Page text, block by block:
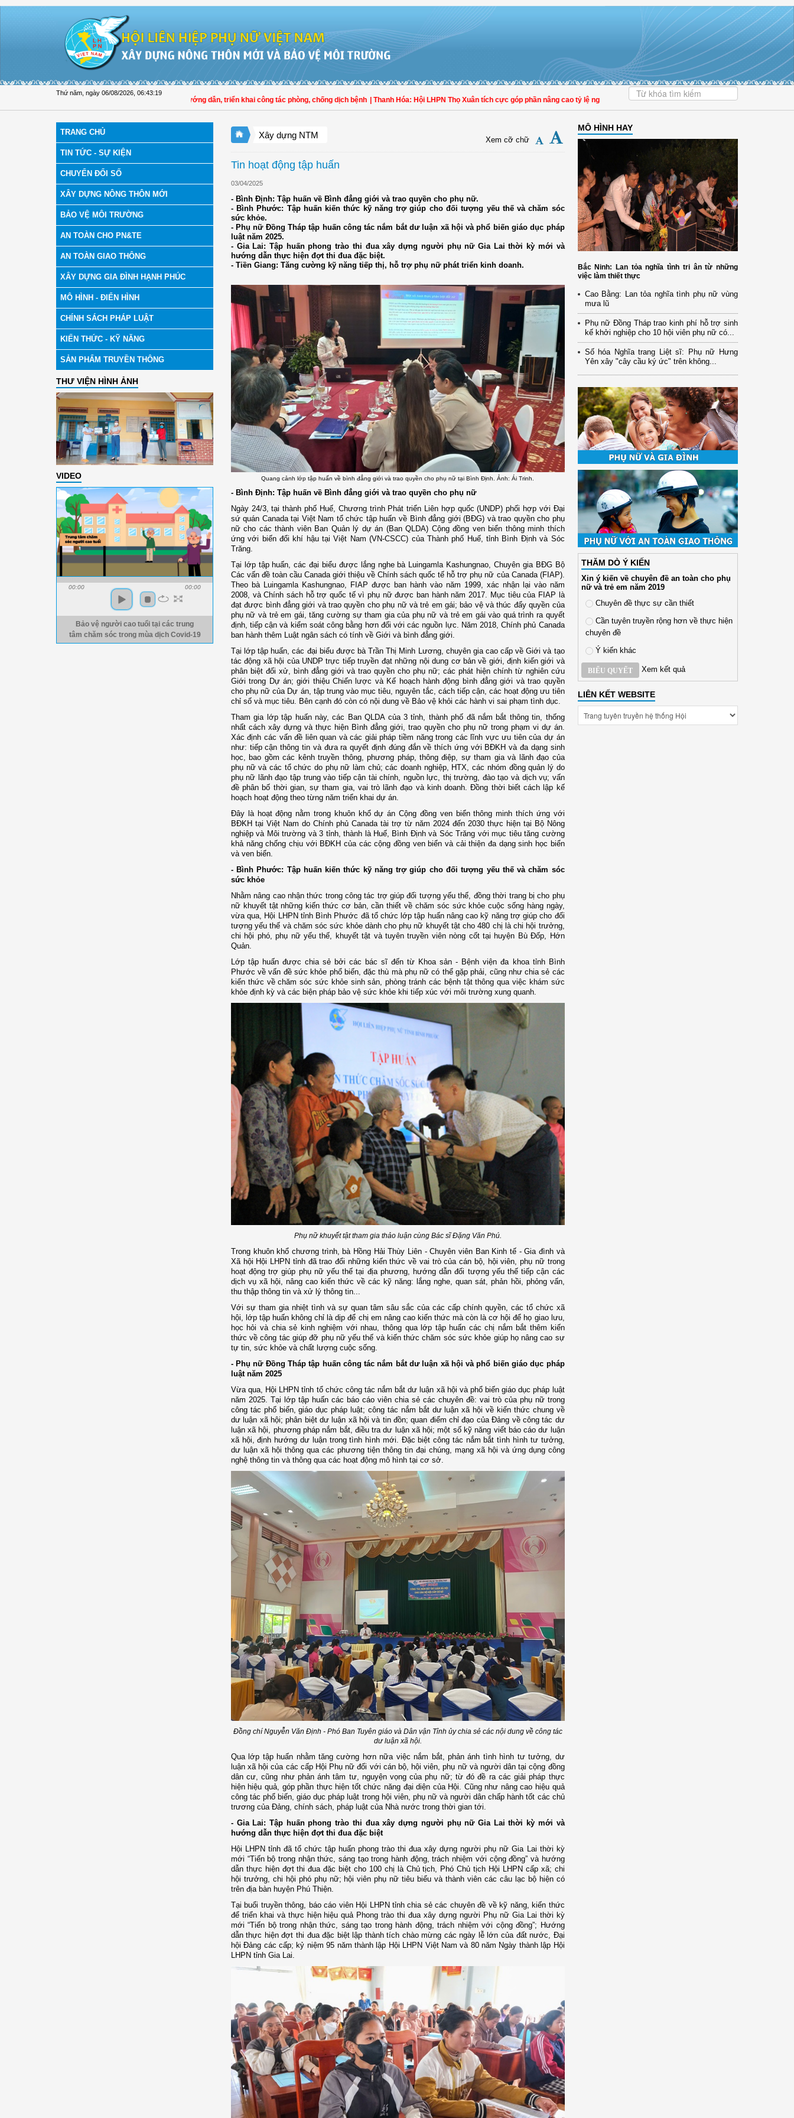
Thứ năm, ngày 06/08/2026 06:43:21
Hội LHPN tỉnh Đồng Tháp tuyên truyền, hướng dẫn, triển khai công tác phòng, chống dịch bệnh | Thanh Hóa: Hội LHPN Thọ Xuân tích cực góp phần nâng cao tỷ lệ người dân tham gia bảo hiểm y tế
TRANG CHỦ
TIN TỨC - SỰ KIỆN
CHUYỂN ĐỔI SỐ
XÂY DỰNG NÔNG THÔN MỚI
BẢO VỆ MÔI TRƯỜNG
AN TOÀN CHO PN&TE
AN TOÀN GIAO THÔNG
XÂY DỰNG GIA ĐÌNH HẠNH PHÚC
MÔ HÌNH - ĐIỂN HÌNH
CHÍNH SÁCH PHÁP LUẬT
KIẾN THỨC - KỸ NĂNG
SẢN PHẨM TRUYỀN THÔNG
THƯ VIỆN HÌNH ẢNH
VIDEO
00:00 00:00
Bảo vệ người cao tuổi tại các trung
tâm chăm sóc trong mùa dịch Covid-19
Xây dựng NTM Xem cỡ chữ
Tin hoạt động tập huấn
03/04/2025
- Bình Định: Tập huấn về Bình đẳng giới và trao quyền cho phụ nữ.
- Bình Phước: Tập huấn kiến thức kỹ năng trợ giúp cho đối tượng yếu thế và chăm sóc
sức khỏe.
- Phụ nữ Đồng Tháp tập huấn công tác nắm bắt dư luận xã hội và phổ biến giáo dục pháp
luật năm 2025.
- Gia Lai: Tập huấn phong trào thi đua xây dựng người phụ nữ Gia Lai thời kỳ mới và
hướng dẫn thực hiện đợt thi đua đặc biệt.
- Tiền Giang: Tăng cường kỹ năng tiếp thị, hỗ trợ phụ nữ phát triển kinh doanh.
Quang cảnh lớp tập huấn về bình đẳng giới và trao quyền cho phụ nữ tại Bình Định. Ảnh: Ái Trinh.
- Bình Định: Tập huấn về Bình đẳng giới và trao quyền cho phụ nữ
Ngày 24/3, tại thành phố Huế, Chương trình Phát triển Liên hợp quốc (UNDP) phối hợp với Đại
sứ quán Canada tại Việt Nam tổ chức tập huấn về Bình đẳng giới (BĐG) và trao quyền cho phụ
nữ cho các thành viên Ban Quản lý dự án (Ban QLDA) Cộng đồng ven biển thông minh thích
ứng với biến đổi khí hậu tại Việt Nam (VN-CSCC) của Thành phố Huế, tỉnh Bình Định và Sóc
Trăng.
Tại lớp tập huấn, các đại biểu được lắng nghe bà Luingamla Kashungnao, Chuyên gia BĐG Bộ
Các vấn đề toàn cầu Canada giới thiệu về Chính sách quốc tế hỗ trợ phụ nữ của Canada (FIAP).
Theo bà Luingamla Kashungnao, FIAP được ban hành vào năm 1999, xác nhận lại vào năm
2008, và Chính sách hỗ trợ quốc tế vì phụ nữ được ban hành năm 2017. Mục tiêu của FIAP là
đạt được bình đẳng giới và trao quyền cho phụ nữ và trẻ em gái; bảo vệ và thúc đẩy quyền của
phụ nữ và trẻ em gái, tăng cường sự tham gia của phụ nữ và trẻ em gái vào quá trình ra quyết
định, tiếp cận và kiểm soát công bằng hơn đối với các nguồn lực. Năm 2018, Chính phủ Canada
ban hành thêm Luật ngân sách có tính về Giới và bình đẳng giới.
Tại lớp tập huấn, các đại biểu được bà Trần Thị Minh Lương, chuyên gia cao cấp về Giới và tạo
tác động xã hội của UNDP trực tiếp truyền đạt những nội dung cơ bản về giới, định kiến giới và
phân biệt đối xử, bình đẳng giới và trao quyền cho phụ nữ; các phát hiện chính từ nghiên cứu
Giới trong Dự án; giới thiệu Chiến lược và Kế hoạch hành động bình đẳng giới và trao quyền
cho phụ nữ của Dự án, tập trung vào mục tiêu, nguyên tắc, cách tiếp cận, các hoạt động ưu tiên
chỉ số và mục tiêu. Bên cạnh đó còn có nội dung về Bảo vệ khỏi các hành vi sai phạm tình dục.
Tham gia lớp tập huấn này, các Ban QLDA của 3 tỉnh, thành phố đã nắm bắt thông tin, thống
nhất cách xây dựng và thực hiện Bình đẳng giới, trao quyền cho phụ nữ trong phạm vi dự án.
Xác định các vấn đề liên quan và các giải pháp tiềm năng trong các lĩnh vực ưu tiên của dự án
như: tiếp cận thông tin và đưa ra quyết định đúng đắn về thích ứng với BĐKH và đa dạng sinh
học, bao gồm các kênh truyền thông, phương pháp, thông điệp, sự tham gia và lãnh đạo của
phụ nữ và các tổ chức do phụ nữ làm chủ; các doanh nghiệp, HTX, các nhóm đồng quản lý do
phụ nữ lãnh đạo tập trung vào tiếp cận tài chính, nguồn lực, thị trường, đào tạo và dịch vụ; vấn
đề phân bố thời gian, sự tham gia, vai trò lãnh đạo và kinh doanh. Đồng thời biết cách lập kế
hoạch hoạt động theo từng năm triển khai dự án.
Đây là hoạt động nằm trong khuôn khổ dự án Cộng đồng ven biển thông minh thích ứng với
BĐKH tại Việt Nam do Chính phủ Canada tài trợ từ năm 2024 đến 2030 thực hiện tại Bộ Nông
nghiệp và Môi trường và 3 tỉnh, thành là Huế, Bình Định và Sóc Trăng với mục tiêu tăng cường
khả năng chống chịu với BĐKH của các cộng đồng ven biển và cải thiện đa dạng sinh học biển
và ven biển.
- Bình Phước: Tập huấn kiến thức kỹ năng trợ giúp cho đối tượng yếu thế và chăm sóc
sức khỏe
Nhằm nâng cao nhận thức trong công tác trợ giúp đối tượng yếu thế, đồng thời trang bị cho phụ
nữ khuyết tật những kiến thức cơ bản, cần thiết về chăm sóc sức khỏe cuộc sống hàng ngày,
vừa qua, Hội LHPN tỉnh Bình Phước đã tổ chức lớp tập huấn nâng cao kỹ năng trợ giúp cho đối
tượng yếu thế và chăm sóc sức khỏe dành cho phụ nữ khuyết tật cho 480 chị là chi hội trưởng,
chi hội phó, phụ nữ yếu thế, khuyết tật và tuyên truyền viên nòng cốt tại huyện Bù Đốp, Hớn
Quản.
Lớp tập huấn được chia sẻ bởi các bác sĩ đến từ Khoa sản - Bệnh viện đa khoa tỉnh Bình
Phước về vấn đề sức khỏe phổ biến, đặc thù mà phụ nữ có thể gặp phải, cũng như chia sẻ các
kiến thức về chăm sóc sức khỏe sinh sản, phòng tránh các bệnh tật thông qua việc khám sức
khỏe định kỳ và các biện pháp bảo vệ sức khỏe khi tiếp xúc với môi trường xung quanh.
Phụ nữ khuyết tật tham gia thảo luận cùng Bác sĩ Đặng Văn Phú.
Trong khuôn khổ chương trình, bà Hồng Hải Thùy Liên - Chuyên viên Ban Kinh tế - Gia đình và
Xã hội Hội LHPN tỉnh đã trao đổi những kiến thức về vai trò của cán bộ, hội viên, phụ nữ trong
hoạt động trợ giúp phụ nữ yếu thế tại địa phương, hướng dẫn đối tượng yếu thế tiếp cận các
dịch vụ xã hội, nâng cao kiến thức về các kỹ năng: lắng nghe, quan sát, phản hồi, phỏng vấn,
thu thập thông tin và xử lý thông tin...
Với sự tham gia nhiệt tình và sự quan tâm sâu sắc của các cấp chính quyền, các tổ chức xã
hội, lớp tập huấn không chỉ là dịp để chị em nâng cao kiến thức mà còn là cơ hội để họ giao lưu,
học hỏi và chia sẻ kinh nghiệm với nhau, thông qua lớp tập huấn các chị nắm bắt thêm kiến
thức về công tác giúp đỡ phụ nữ yếu thế và kiến thức chăm sóc sức khỏe giúp họ nâng cao sự
tự tin, sức khỏe và chất lượng cuộc sống.
- Phụ nữ Đồng Tháp tập huấn công tác nắm bắt dư luận xã hội và phổ biến giáo dục pháp
luật năm 2025
Vừa qua, Hội LHPN tỉnh tổ chức công tác nắm bắt dư luận xã hội và phổ biến giáo dục pháp luật
năm 2025. Tại lớp tập huấn các báo cáo viên chia sẻ các chuyên đề: vai trò của phụ nữ trong
công tác phổ biến, giáo dục pháp luật; công tác nắm bắt dư luận xã hội về kiến thức chung về
dư luận xã hội; phân biệt dư luận xã hội và tin đồn; quan điểm chỉ đạo của Đảng về công tác dư
luận xã hội, phương pháp nắm bắt, điều tra dư luận xã hội; một số kỹ năng viết báo cáo dư luận
xã hội, định hướng dư luận trong tình hình mới. Đặc biệt công tác nắm bắt tình hình tư tưởng,
dư luận xã hội thông qua các phương tiện thông tin đại chúng, mạng xã hội và ứng dụng công
nghệ thông tin và thông qua các hoạt động mô hình tại cơ sở.
Đồng chí Nguyễn Văn Định - Phó Ban Tuyên giáo và Dân vận Tỉnh ủy chia sẻ các nội dung về công tác
dư luận xã hội.
Qua lớp tập huấn nhằm tăng cường hơn nữa việc nắm bắt, phản ánh tình hình tư tưởng, dư
luận xã hội của các cấp Hội Phụ nữ đối với cán bộ, hội viên, phụ nữ và người dân tại cộng đồng
dân cư, cũng như phản ánh tâm tư, nguyện vọng của phụ nữ; từ đó đề ra các giải pháp thực
hiện hiệu quả, góp phần thực hiện tốt chức năng đại diện của Hội. Cũng như nâng cao hiệu quả
công tác phổ biến, giáo dục pháp luật trong hội viên, phụ nữ và người dân chấp hành tốt các chủ
trương của Đảng, chính sách, pháp luật của Nhà nước trong thời gian tới.
- Gia Lai: Tập huấn phong trào thi đua xây dựng người phụ nữ Gia Lai thời kỳ mới và
hướng dẫn thực hiện đợt thi đua đặc biệt
Hội LHPN tỉnh đã tổ chức tập huấn phong trào thi đua xây dựng người phụ nữ Gia Lai thời kỳ
mới “Tiến bộ trong nhận thức, sáng tạo trong hành động, trách nhiệm với cộng đồng” và hướng
dẫn thực hiện đợt thi đua đặc biệt cho 100 chị là Chủ tịch, Phó Chủ tịch Hội LHPN cấp xã; chi
hội trưởng, chi hội phó phụ nữ; hội viên phụ nữ tiêu biểu và thành viên các câu lạc bộ hiện có
trên địa bàn huyện Phú Thiện.
Tại buổi truyền thông, báo cáo viên Hội LHPN tỉnh chia sẻ các chuyên đề về kỹ năng, kiến thức
để triển khai và thực hiện hiệu quả Phong trào thi đua xây dựng người Phụ nữ Gia Lai thời kỳ
mới “Tiến bộ trong nhận thức, sáng tạo trong hành động, trách nhiệm với cộng đồng”; Hướng
dẫn thực hiện đợt thi đua đặc biệt lập thành tích chào mừng các ngày lễ lớn của đất nước, Đại
hội Đảng các cấp; kỷ niệm 95 năm thành lập Hội LHPN Việt Nam và 80 năm Ngày thành lập Hội
LHPN tỉnh Gia Lai.
MÔ HÌNH HAY
Bắc Ninh: Lan tỏa nghĩa tình tri ân từ những
việc làm thiết thực
Cao Bằng: Lan tỏa nghĩa tình phụ nữ vùng
mưa lũ
Phụ nữ Đồng Tháp trao kinh phí hỗ trợ sinh
kế khởi nghiệp cho 10 hội viên phụ nữ có...
Số hóa Nghĩa trang Liệt sĩ: Phụ nữ Hưng
Yên xây "cây cầu ký ức" trên không...
THĂM DÒ Ý KIẾN
Xin ý kiến về chuyên đề an toàn cho phụ
nữ và trẻ em năm 2019
Chuyên đề thực sự cần thiết
Cần tuyên truyền rộng hơn về thực hiện
chuyên đề
Ý kiến khác
BIỂU QUYẾT Xem kết quả
LIÊN KẾT WEBSITE